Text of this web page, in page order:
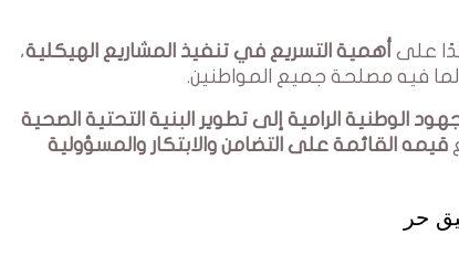
على أهمية التسريع في تنفيذ المشاريع الهيكلية،
لما فيه مصلحة جميع المواطنين.
الوطنية الرامية إلى تطوير البنية التحتية الصحية
قيمه القائمة على التضامن والابتكار والمسؤولية
حر